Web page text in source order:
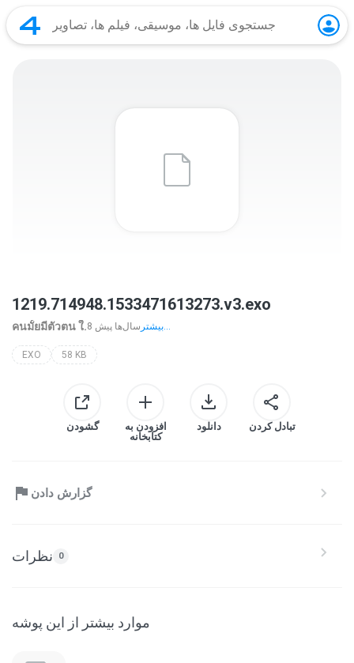
1219.714948.1533471613273.v3.exo
คนมั้ยมีตัวตน ใ. 8 سال‌ها پیش بیشتر...
EXO 58 KB
گشودن
افزودن به
کتابخانه
دانلود تبادل کردن
گزارش دادن
نظرات 0
موارد بیشتر از این پوشه